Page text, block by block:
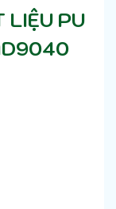
LIỆU PU